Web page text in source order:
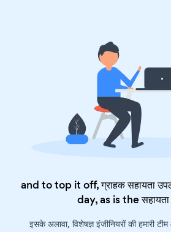
and to top it off, ग्राहक सहायता
day, as is the
इसके अलावा, विशेषज्ञ इंजीनियरों की हमारी